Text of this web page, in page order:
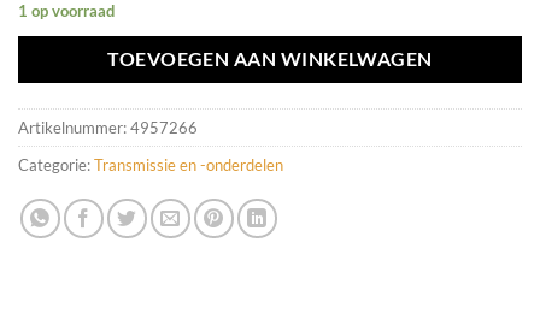
1 op voorraad
TOEVOEGEN AAN WINKELWAGEN
Artikelnummer:4957266
Categorie:Transmissie en -onderdelen